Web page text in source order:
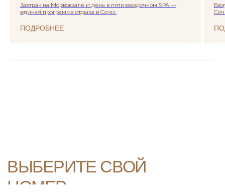
Завтрак на Морвокзале и день в пятизвездочном SPA —
единая программа отдыха в Сочи.
ПОДРОБНЕЕ